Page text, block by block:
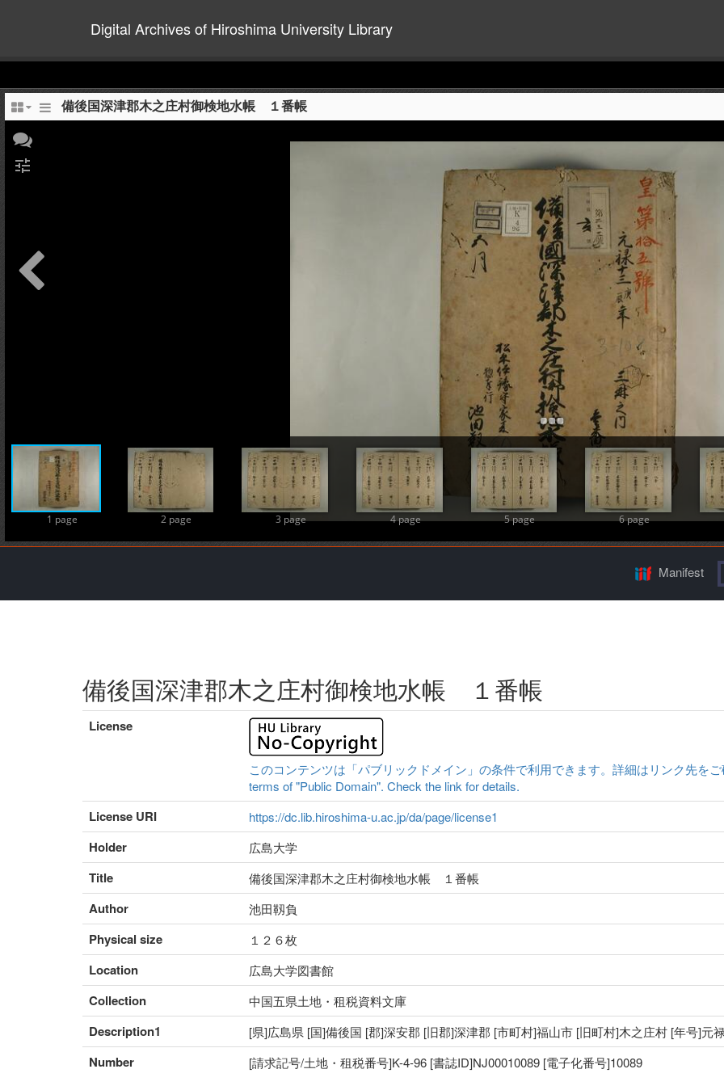
Digital Archives of Hiroshima University Library
+
Add Item
備後国深津郡木之庄村御検地水帳 １番帳
1 page 2 page 3 page 4 page 5 page 6 page
tune
Manifest
備後国深津郡木之庄村御検地水帳 １番帳
License
このコンテンツは「パブリックドメイン」の条件で利用できます。詳細はリンク先を
terms of "Public Domain". Check the link for details.
License URI https://dc.lib.hiroshima-u.ac.jp/da/page/license1
Holder 広島大学
Title 備後国深津郡木之庄村御検地水帳 １番帳
Author 池田靱負
Physical size １２６枚
Location 広島大学図書館
Collection 中国五県土地・租税資料文庫
Description1 [県]広島県 [国]備後国 [郡]深安郡 [旧郡]深津郡 [市町村]福山市 [旧町村]木之庄村 [年号]元
Number [請求記号/土地・租税番号]K-4-96 [書誌ID]NJ00010089 [電子化番号]10089